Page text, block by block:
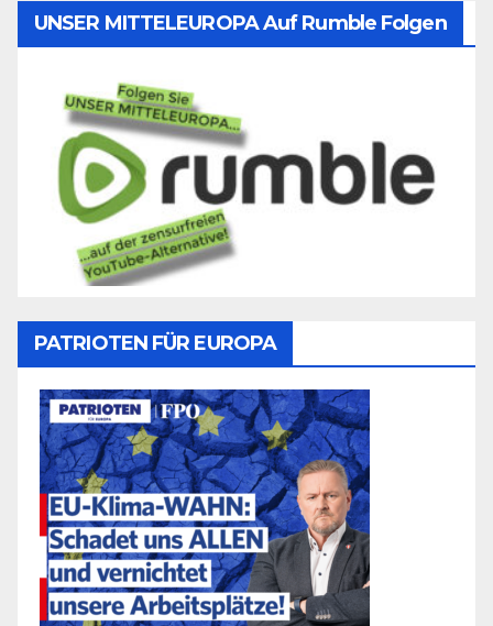
UNSER MITTELEUROPA Auf Rumble Folgen
PATRIOTEN FÜR EUROPA